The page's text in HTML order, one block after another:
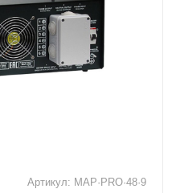
Артикул: MAP·PRO·48·9